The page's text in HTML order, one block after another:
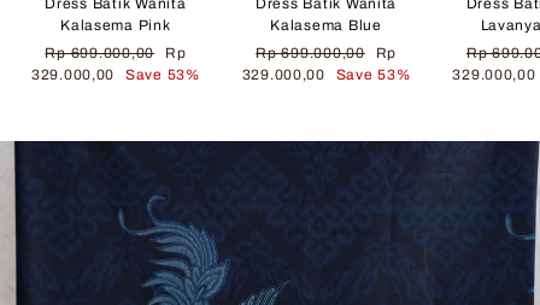
Kalasema Pink
Regular
price
Rp 699.000,00
Sale
price
Rp
329.000,00
Save 53%
Kalasema Blue
Regular
price
Rp 699.000,00
Sale
price
Rp
329.000,00
Save 53%
Regular
price
Rp
329.000,00